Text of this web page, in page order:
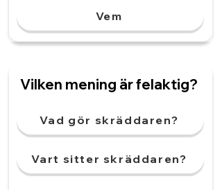
Vem
Vilken mening är felaktig?
Vad gör skräddaren?
Vart sitter skräddaren?